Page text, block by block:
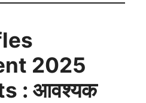
2025
: आवश्यक